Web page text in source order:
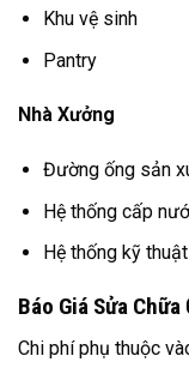
Khu vệ sinh
Pantry
Nhà Xưởng
Đường ống sản
Hệ thống cấp
Hệ thống kỹ thuật
Báo Giá Sửa
Chi phí phụ thuộc